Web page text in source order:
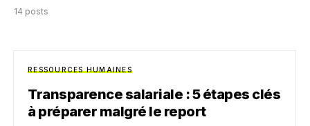
14 posts
RESSOURCES HUMAINES
Transparence salariale : 5 étapes clés
à préparer malgré le report